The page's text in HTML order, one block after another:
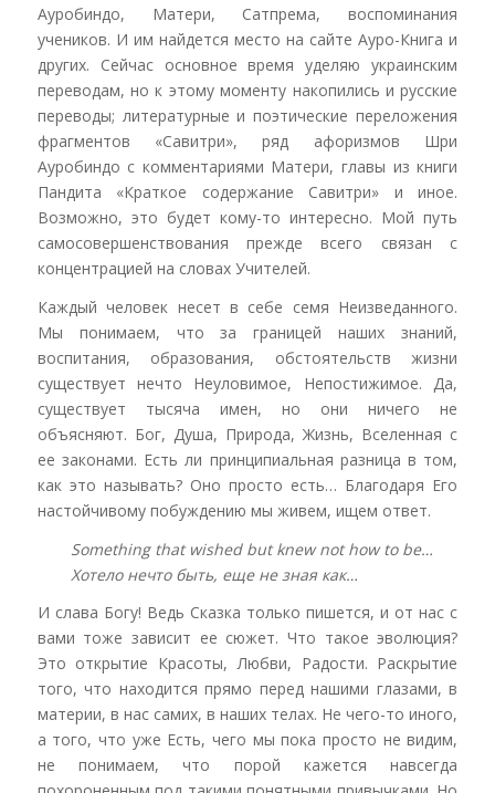
Ауробиндо, Матери, Сатпрема, воспоминания
учеников. И им найдется место на сайте Ауро-Книга и
других. Сейчас основное время уделяю украинским
переводам, но к этому моменту накопились и русские
переводы; литературные и поэтические переложения
фрагментов «Савитри», ряд афоризмов Шри
Ауробиндо с комментариями Матери, главы из книги
Пандита «Краткое содержание Савитри» и иное.
Возможно, это будет кому-то интересно. Мой путь
самосовершенствования прежде всего связан с
концентрацией на словах Учителей.
Каждый человек несет в себе семя Неизведанного.
Мы понимаем, что за границей наших знаний,
воспитания, образования, обстоятельств жизни
существует нечто Неуловимое, Непостижимое. Да,
существует тысяча имен, но они ничего не
объясняют. Бог, Душа, Природа, Жизнь, Вселенная с
ее законами. Есть ли принципиальная разница в том,
как это называть? Оно просто есть… Благодаря Его
настойчивому побуждению мы живем, ищем ответ.
Something that wished but knew not how to be…
Хотело нечто быть, еще не зная как…
И слава Богу! Ведь Сказка только пишется, и от нас с
вами тоже зависит ее сюжет. Что такое эволюция?
Это открытие Красоты, Любви, Радости. Раскрытие
того, что находится прямо перед нашими глазами, в
материи, в нас самих, в наших телах. Не чего-то иного,
а того, что уже Есть, чего мы пока просто не видим,
не понимаем, что порой кажется навсегда